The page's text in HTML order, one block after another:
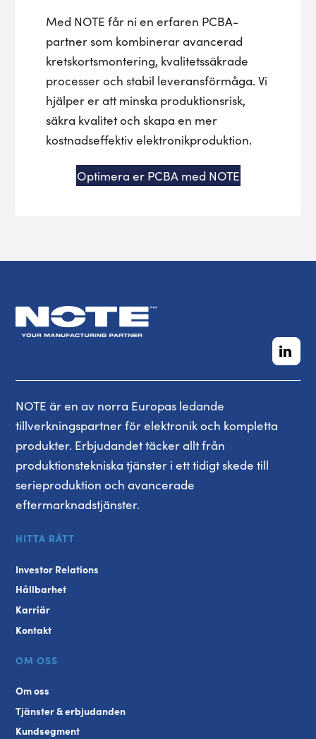
Med NOTE får ni en erfaren PCBA-
partner som kombinerar avancerad
kretskortsmontering, kvalitetssäkrade
processer och stabil leveransförmåga. Vi
hjälper er att minska produktionsrisk,
säkra kvalitet och skapa en mer
kostnadseffektiv elektronikproduktion.
Optimera er PCBA med NOTE
NOTE är en av norra Europas ledande
tillverkningspartner för elektronik och kompletta
produkter. Erbjudandet täcker allt från
produktionstekniska tjänster i ett tidigt skede till
serieproduktion och avancerade
eftermarknadstjänster.
HITTA RÄTT
Investor Relations
Hållbarhet
Karriär
Kontakt
OM OSS
Om oss
Tjänster & erbjudanden
Kundsegment